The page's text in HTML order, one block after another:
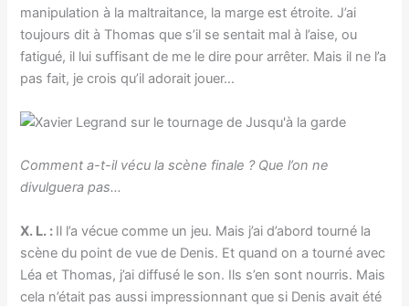
manipulation à la maltraitance, la marge est étroite. J’ai
toujours dit à Thomas que s’il se sentait mal à l’aise, ou
fatigué, il lui suffisant de me le dire pour arrêter. Mais il ne l’a
pas fait, je crois qu’il adorait jouer…
Comment a-t-il vécu la scène finale ? Que l’on ne
divulguera pas…
X. L. : Il l’a vécue comme un jeu. Mais j’ai d’abord tourné la
scène du point de vue de Denis. Et quand on a tourné avec
Léa et Thomas, j’ai diffusé le son. Ils s’en sont nourris. Mais
cela n’était pas aussi impressionnant que si Denis avait été